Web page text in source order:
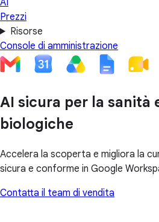
AI
Prezzi
Risorse
Console di amministrazione
AI sicura per la sanità
biologiche
Accelera la scoperta e migliora la
sicura e conforme in Google
Contatta il team di vendita